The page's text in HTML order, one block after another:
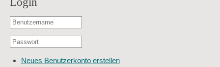
Benutzername
E-
Adresse
Passwort
Neues Benutzerkonto erstellen